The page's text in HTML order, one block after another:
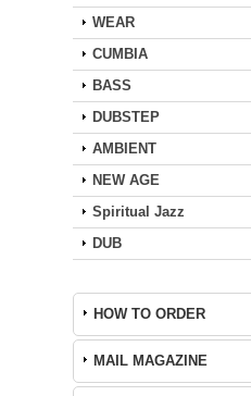
WEAR
CUMBIA
BASS
DUBSTEP
AMBIENT
NEW AGE
Spiritual Jazz
DUB
HOW TO ORDER
MAIL MAGAZINE